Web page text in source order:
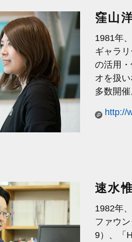
窪山
1981年
ギャラ
の活用
オを扱
多数開催
http://
速水
1982年
ファウ
9）、「